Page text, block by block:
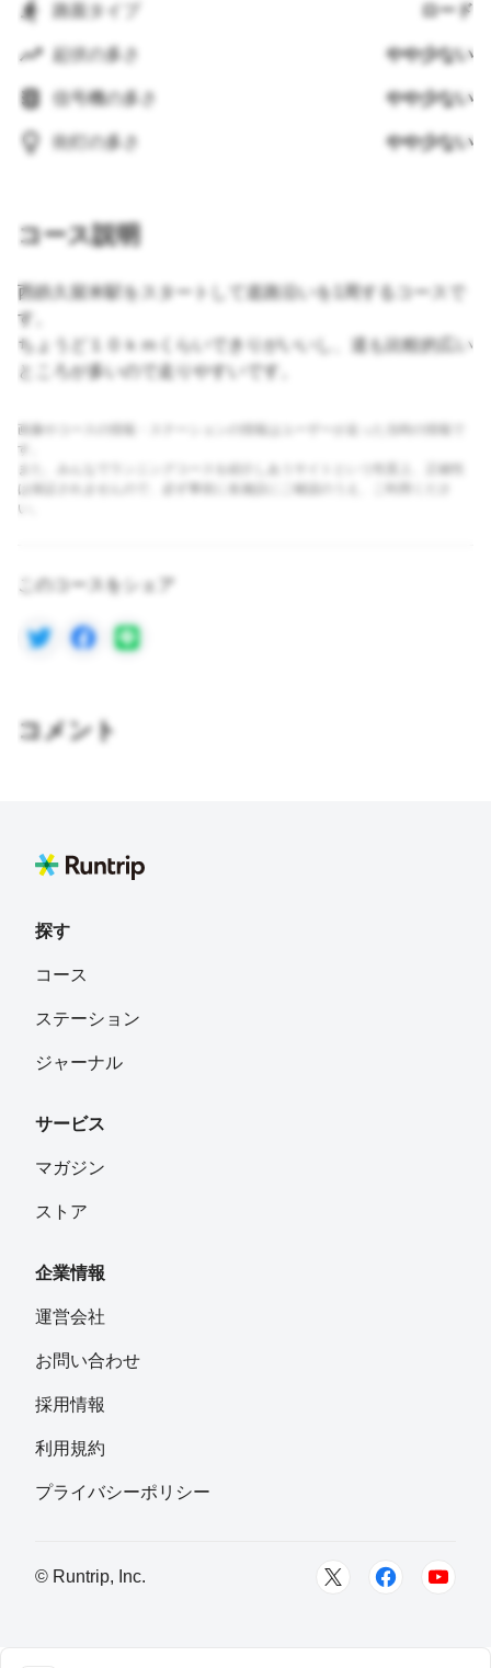
路面タイプ ロード
起伏の多さ やや少ない
信号機の多さ やや少ない
街灯の多さ やや少ない
コース説明
西鉄久留米駅をスタートして道路沿いを1周するコースで
す。
ちょうど１０ｋｍくらいできりがいいし、道も比較的広い
ところが多いので走りやすいです。
画像やコースの情報・ステーションの情報はユーザーが走った当時の情報で
す。
また、みんなでランニングコースを紹介しあうサイトという性質上、正確性
は保証されませんので、必ず事前に各施設にご確認のうえ、ご利用くださ
い。
このコースをシェア
コメント
探す
コース
ステーション
ジャーナル
サービス
マガジン
ストア
企業情報
運営会社
お問い合わせ
採用情報
利用規約
プライバシーポリシー
© Runtrip, Inc.